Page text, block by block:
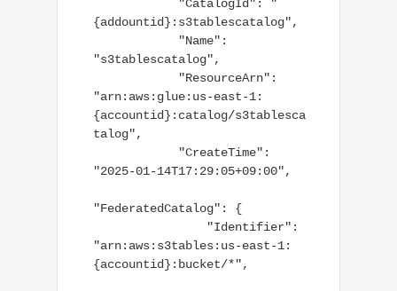
{addountid}:s3tablescatalog",
"s3tablescatalog",
"arn:aws:glue:us-east-1:
{accountid}:catalog/s3tablesca
talog",
"2025-01-14T17:29:05+09:00",
"FederatedCatalog": {
"arn:aws:s3tables:us-east-1:
{accountid}:bucket/*",